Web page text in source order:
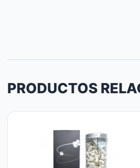
PRODUCTOS